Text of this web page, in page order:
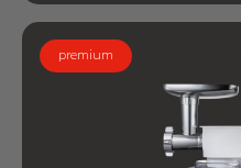
premium